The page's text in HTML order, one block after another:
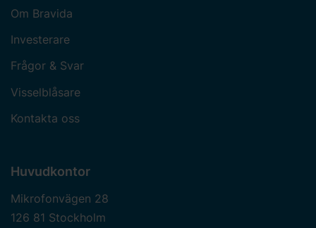
Om Bravida
Investerare
Frågor & Svar
Visselblåsare
Kontakta oss
Huvudkontor
Mikrofonvägen 28
126 81 Stockholm